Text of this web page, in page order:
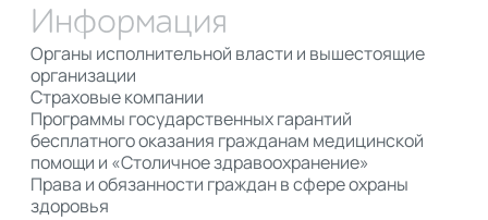
Информация
Органы исполнительной власти и вышестоящие
организации
Страховые компании
Программы государственных гарантий
бесплатного оказания гражданам медицинской
помощи и «Столичное здравоохранение»
Права и обязанности граждан в сфере охраны
здоровья